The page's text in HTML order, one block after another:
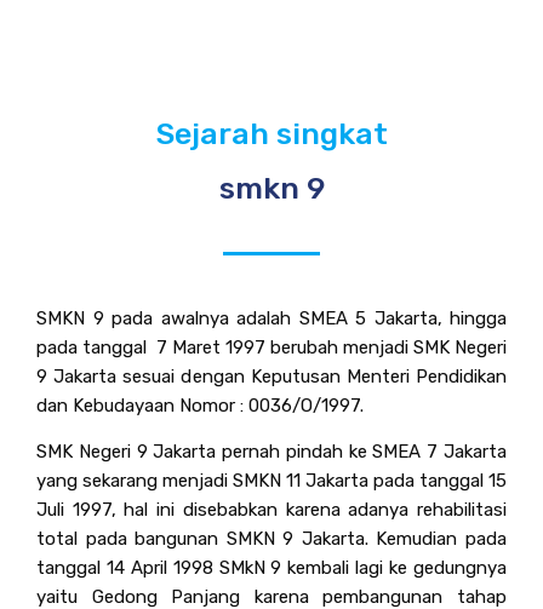
Sejarah singkat
smkn 9
SMKN 9 pada awalnya adalah SMEA 5 Jakarta, hingga
pada tanggal 7 Maret 1997 berubah menjadi SMK Negeri
9 Jakarta sesuai dengan Keputusan Menteri Pendidikan
dan Kebudayaan Nomor : 0036/O/1997.
SMK Negeri 9 Jakarta pernah pindah ke SMEA 7 Jakarta
yang sekarang menjadi SMKN 11 Jakarta pada tanggal 15
Juli 1997, hal ini disebabkan karena adanya rehabilitasi
total pada bangunan SMKN 9 Jakarta. Kemudian pada
tanggal 14 April 1998 SMkN 9 kembali lagi ke gedungnya
yaitu Gedong Panjang karena pembangunan tahap